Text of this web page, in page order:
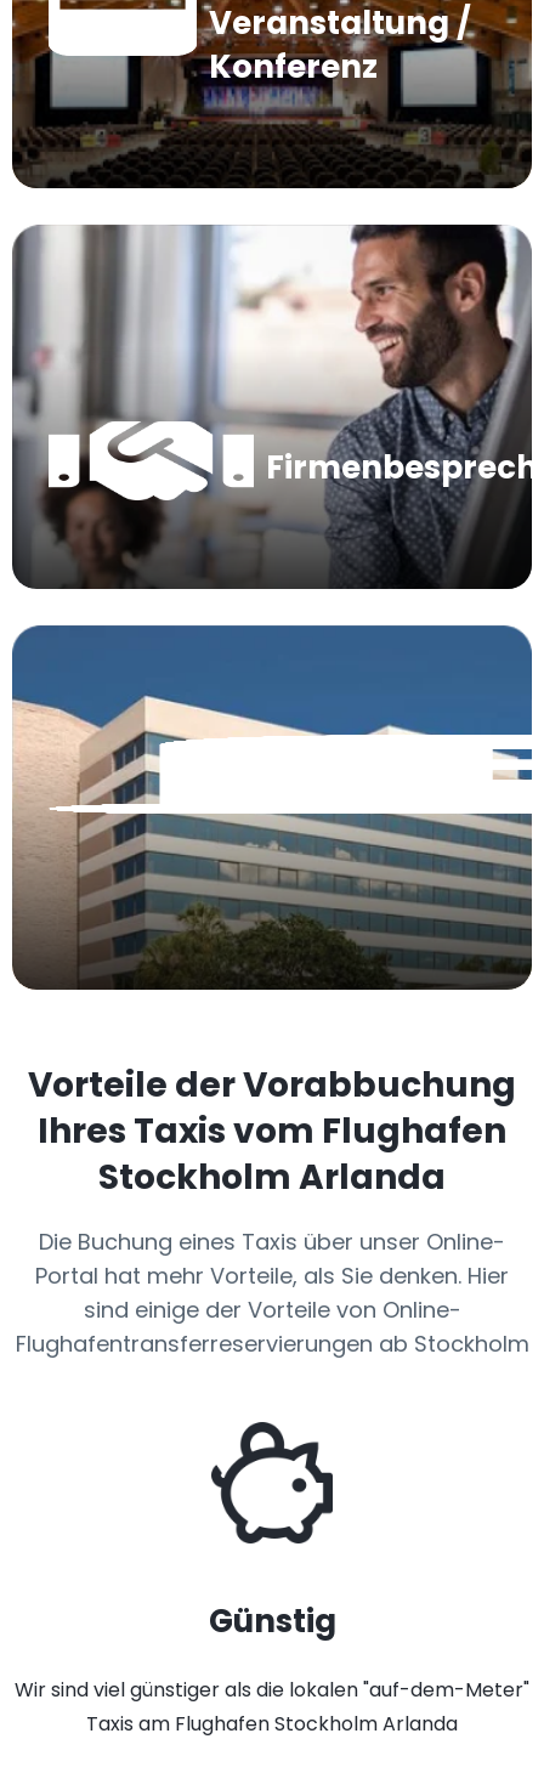
Veranstaltung /
Konferenz
Vorteile der Vorabbuchung
Ihres Taxis vom Flughafen
Stockholm Arlanda
Die Buchung eines Taxis über unser Online-
Portal hat mehr Vorteile, als Sie denken. Hier
sind einige der Vorteile von Online-
Flughafentransferreservierungen ab Stockholm
Günstig
Wir sind viel günstiger als die lokalen "auf-dem-Meter"
Taxis am Flughafen Stockholm Arlanda